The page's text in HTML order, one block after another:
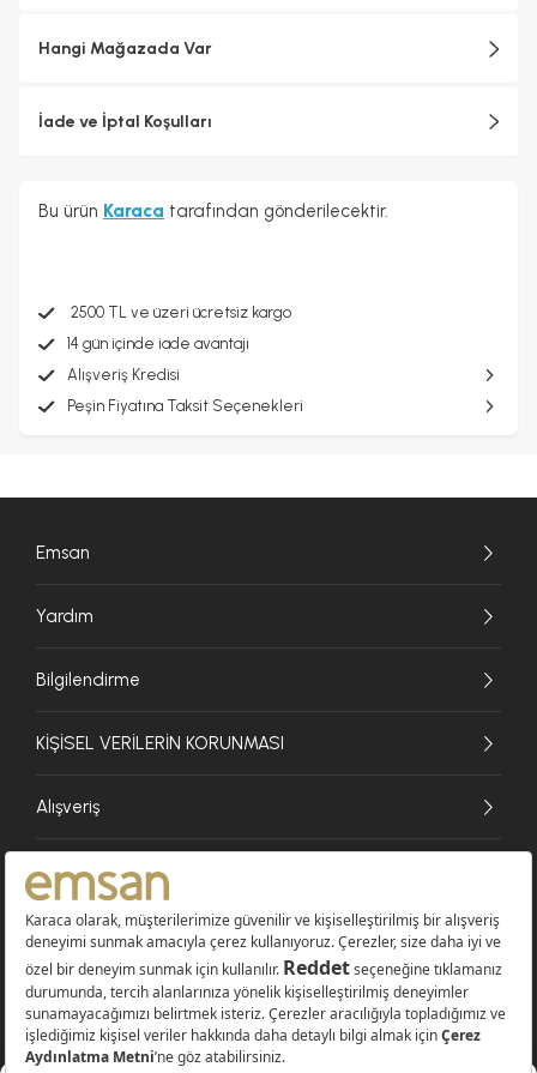
Hangi Mağazada Var
İade ve İptal Koşulları
Bu ürün Karaca tarafından gönderilecektir.
2500 TL ve üzeri ücretsiz kargo
14 gün içinde iade avantajı
Alışveriş Kredisi
Peşin Fiyatına Taksit Seçenekleri
Emsan
Yardım
Bilgilendirme
KİŞİSEL VERİLERİN KORUNMASI
Alışveriş